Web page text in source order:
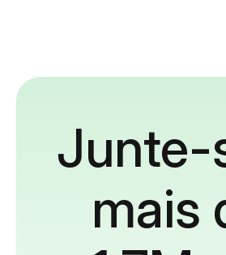
Junte-
mais